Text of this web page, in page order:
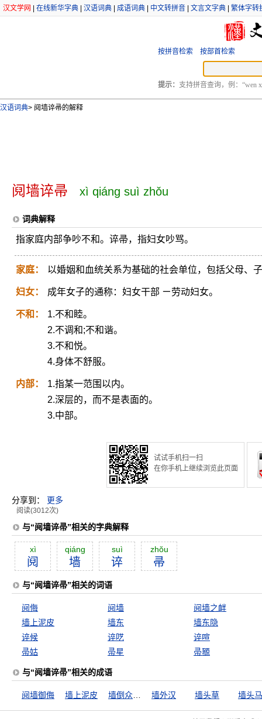
汉文学网 在线新华字典 汉语词典 成语词典 中文转拼音 文言文字典 繁体字转
按拼音检索 按部首检索
提示： 支持拼音查询，例：“wen
汉语词典> 阋墙谇帚的解释
阋墙谇帚 xì qiáng suì zhǒu
词典解释
指家庭内部争吵不和。谇帚，指妇女吵骂。
家庭： 以婚姻和血统关系为基础的社会单位，包括父母、
妇女： 成年女子的通称：妇女干部 ㄧ劳动妇女。
不和：
1.不和睦。
2.不调和;不和谐。
3.不和悦。
4.身体不舒服。
内部：
1.指某一范围以内。
2.深层的，而不是表面的。
3.中部。
试试手机扫一扫
在你手机上继续浏览此页面
分享到： 更多
阅读(3012次)
与“阋墙谇帚”相关的字典解释
xì
阋
qiáng
墙
suì
谇
zhŏu
帚
与“阋墙谇帚”相关的词语
阋侮 阋墙
阋墙之衅
墙上泥皮
墙东
墙东隐
谇候
谇呓
谇喧
帚姑
帚星 帚豲
与“阋墙谇帚”相关的成语
阋墙御侮 墙上泥皮 墙外汉 墙头草 墙头